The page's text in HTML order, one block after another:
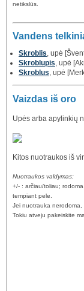
netikslūs.
Vandens
Skroblis, upė
Skroblupis, upė
Skroblus, upė
Vaizdas iš oro
Upės arba apylinkių
Kitos nuotraukos iš
Nuotraukos valdymas:
+/- : arčiau/toliau;
tempiant pele.
Jei nuotrauka nerodoma,
Tokiu atveju pakeiskite